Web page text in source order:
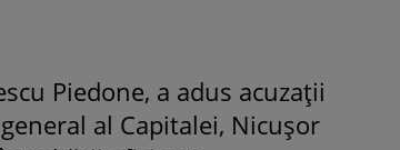
Piedone, a adus acuzații
al Capitalei, Nicușor